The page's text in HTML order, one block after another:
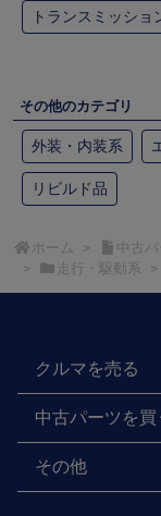
トランスミッショ
その他のカテゴリ
外装・内装系
リビルド品
ホーム 中古
走行・駆動系
クルマを売る
中古パーツを買
その他